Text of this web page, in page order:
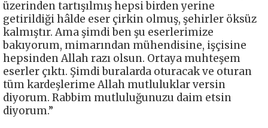
üzerinden tartışılmış hepsi birden yerine
getirildiği hâlde eser çirkin olmuş, şehirler öksüz
kalmıştır. Ama şimdi ben şu eserlerimize
bakıyorum, mimarından mühendisine, işçisine
hepsinden Allah razı olsun. Ortaya muhteşem
eserler çıktı. Şimdi buralarda oturacak ve oturan
tüm kardeşlerime Allah mutluluklar versin
diyorum. Rabbim mutluluğunuzu daim etsin
diyorum.”